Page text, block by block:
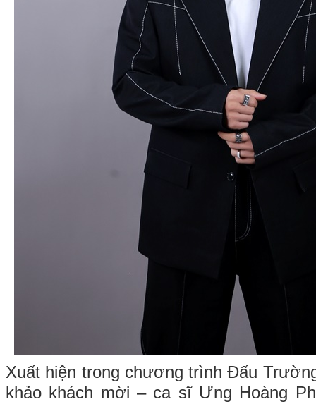
Xuất hiện trong chương trình Đấu
khảo khách mời – ca sĩ Ưng Hoàng